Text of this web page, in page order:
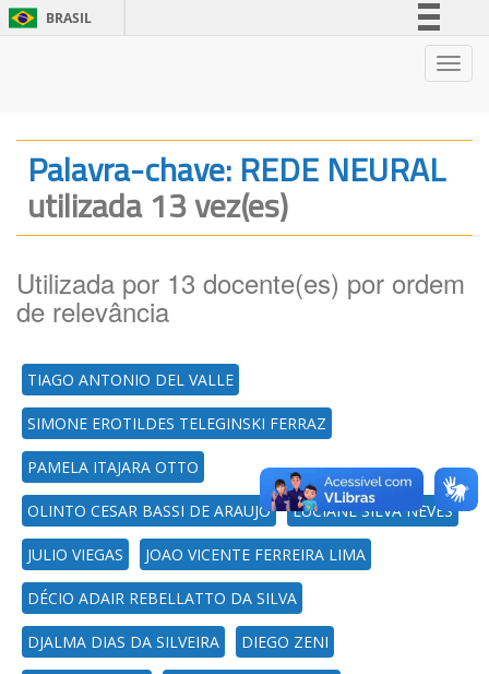
BRASIL
Legislação
Palavra-chave: REDE NEURAL
utilizada 13 vez(es)
Utilizada por 13 docente(es) por ordem
de relevância
TIAGO ANTONIO DEL VALLE
SIMONE EROTILDES TELEGINSKI FERRAZ
PAMELA ITAJARA OTTO
OLINTO CESAR BASSI DE ARAUJO LUCIANE SILVA NEVES
JULIO VIEGAS JOAO VICENTE FERREIRA LIMA
DÉCIO ADAIR REBELLATTO DA SILVA
DJALMA DIAS DA SILVEIRA DIEGO ZENI